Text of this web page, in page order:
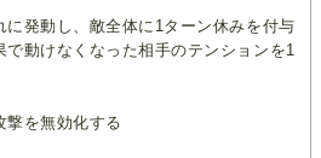
に発動し、敵全体に1ターン休みを付与
で動けなくなった相手のテンションを1
撃を無効化する